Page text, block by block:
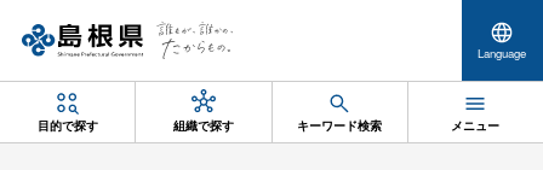
Language
目的で探す 組織で探す キーワード検索 メニュー